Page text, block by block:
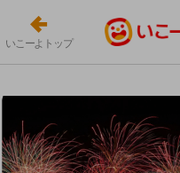
いこーよトップ